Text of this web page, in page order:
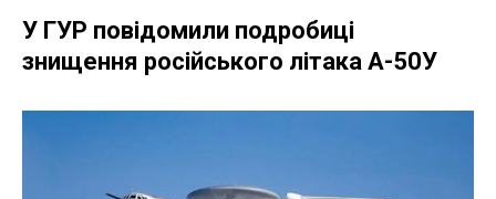
У ГУР повідомили подробиці
знищення російського літака А-50У